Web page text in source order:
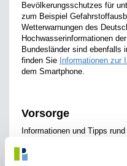
Bevölkerungsschutzes für
zum Beispiel
Wetterwarnungen des
Hochwasserinformationen
Bundesländer sind ebenfalls
finden Sie Informationen zur
dem Smartphone.
Vorsorge
Informationen und Tipps
und Katastrophenhilfe auf